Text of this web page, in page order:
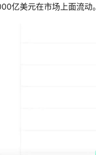
亿美元在市场上面流动。